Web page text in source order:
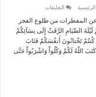
الرئيسية التعليقاتعلى
الصيام
للشيخ
سيد
سابق
الجزء
الأول
الإمساك عن المفطرات من طلوع الفجر
الصِّيَامِ الرَّفَثُ إِلَى نِسَآئِكُمْ
تَخْتانُونَ أَنفُسَكُمْ فَتَابَ
اللّهُ لَكُمْ وَكُلُواْ وَاشْرَبُواْ حَتَّى